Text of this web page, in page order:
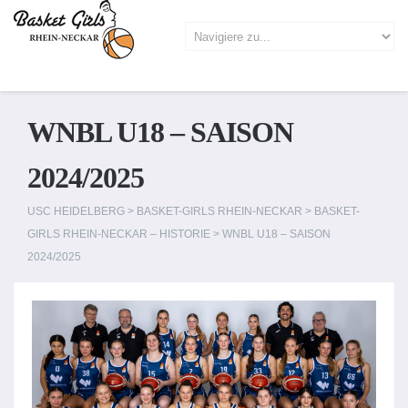
WNBL U18 – SAISON
2024/2025
USC HEIDELBERG > BASKET-GIRLS RHEIN-NECKAR > BASKET-
GIRLS RHEIN-NECKAR – HISTORIE > WNBL U18 – SAISON
2024/2025